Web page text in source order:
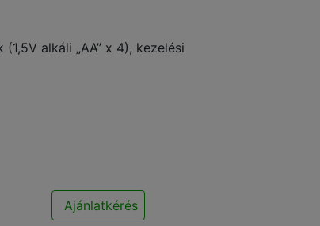
alkáli „AA” x 4), kezelési
Ajánlatkérés